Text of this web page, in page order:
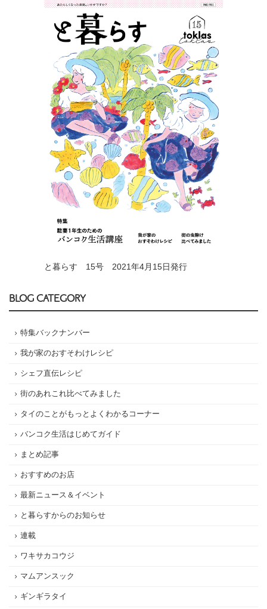
と暮らす 15号 2021年4月15日発行
BLOG CATEGORY
特集バックナンバー
我が家のおすそわけレシピ
シェフ直伝レシピ
街のあれこれ比べてみました
タイのことがもっとよくわかるコーナー
バンコク生活はじめてガイド
まとめ記事
おすすめのお店
最新ニュース＆イベント
と暮らすからのお知らせ
連載
ワキサカコウジ
マムアンスック
ギンギラタイ